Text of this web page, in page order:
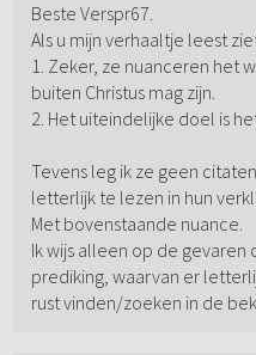
Beste Verspr67.
Als u mijn verhaaltje leest
1. Zeker, ze nuanceren het
buiten Christus mag zijn.
2. Het uiteindelijke doel is
Tevens leg ik ze geen
letterlijk te lezen in hun
Met bovenstaande nuance.
Ik wijs alleen op de
prediking, waarvan er
rust vinden/zoeken in de